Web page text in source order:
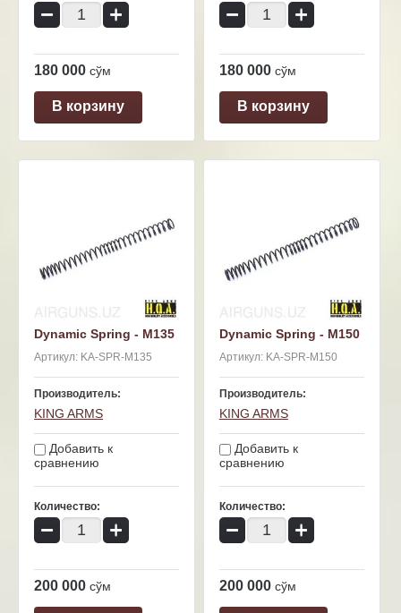
− +
180 000 сўм
В корзину
− +
180 000 сўм
В корзину
Dynamic Spring - M135
Артикул: KA-SPR-M135
Производитель:
KING ARMS
Добавить к
сравнению
Количество:
− +
200 000 сўм
Dynamic Spring - M150
Артикул:KA-SPR-M150
Производитель:
KING ARMS
Добавить к
сравнению
Количество:
− +
200 000 сўм